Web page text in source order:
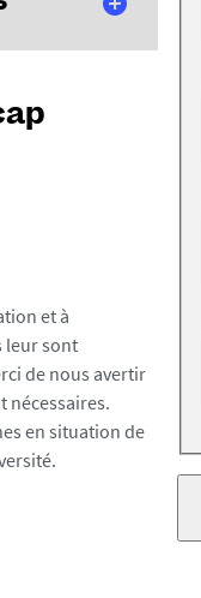
de
et de leurs
du cycle
initiale par
et à
leur sont
de nous avertir
nécessaires.
en situation de